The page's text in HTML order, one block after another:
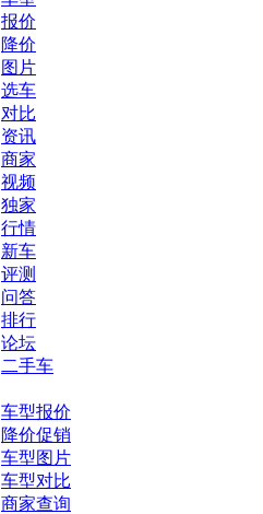
报价
降价
图片
选车
对比
资讯
商家
视频
独家
行情
新车
评测
问答
排行
论坛
二手车
车型报价
降价促销
车型图片
车型对比
商家查询